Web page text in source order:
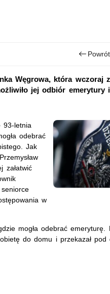
Powrót
Węgrowa, która wczoraj
jej odbiór emerytury
93-letnia
odebrać
Jak
załatwić
w
mogła odebrać emeryturę.
do domu i przekazał pod